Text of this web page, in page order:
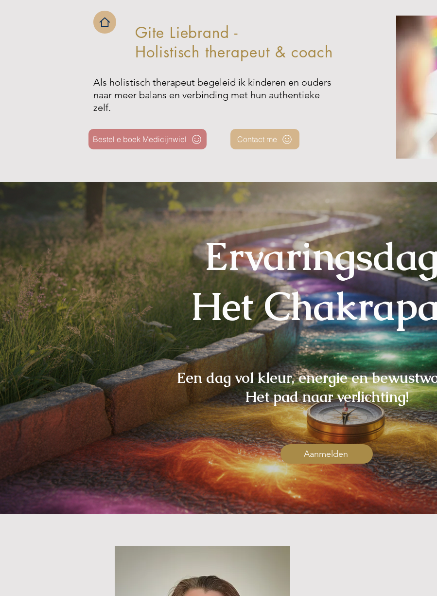
Gite Liebrand -
Holistisch therapeut & coach
Als holistisch therapeut begeleid ik kinderen en ouders
naar meer balans en verbinding met hun authentieke
zelf.
Bestel e boek Medicijnwiel Contact me
Het
Een dag vol kleur, energie en
Het pad naar verlichting!
Aanmelden